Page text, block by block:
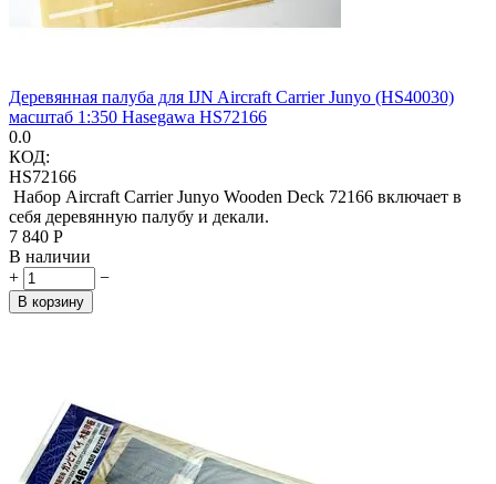
Деревянная палуба для IJN Aircraft Carrier Junyo (HS40030)
масштаб 1:350 Hasegawa HS72166
0.0
КОД:
HS72166
Набор Aircraft Carrier Junyo Wooden Deck 72166 включает в
себя деревянную палубу и декали.
7 840 Р
В наличии
+
−
В корзину